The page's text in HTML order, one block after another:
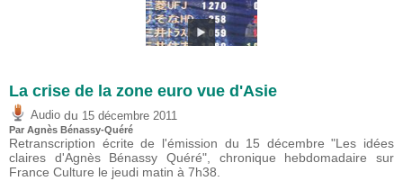
La crise de la zone euro vue d'Asie
Audio du 15 décembre 2011
Par Agnès Bénassy-Quéré
Retranscription écrite de l'émission du 15 décembre "Les idées
claires d'Agnès Bénassy Quéré", chronique hebdomadaire sur
France Culture le jeudi matin à 7h38.